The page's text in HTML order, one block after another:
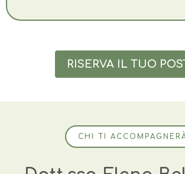
RISERVA IL TUO
CHI TI